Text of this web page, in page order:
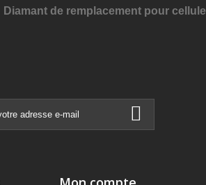
Diamant de remplacement pour cellule